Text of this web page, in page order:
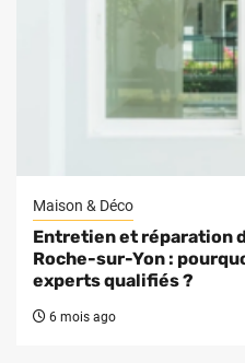
Maison & Déco
Entretien et réparation
Roche-sur-Yon :
experts qualifiés ?
6 mois ago